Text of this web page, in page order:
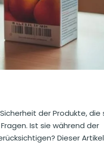
der Produkte, die
Ist sie während der
Dieser